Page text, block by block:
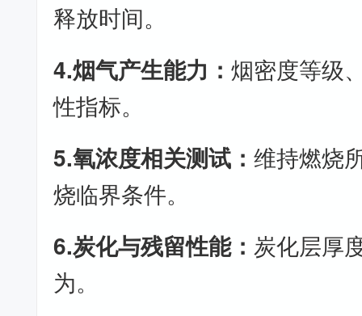
释放时间。
4.烟气产生能力：烟密度等级
性指标。
5.氧浓度相关测试：维持燃烧
烧临界条件。
6.炭化与残留性能：炭化层厚
为。